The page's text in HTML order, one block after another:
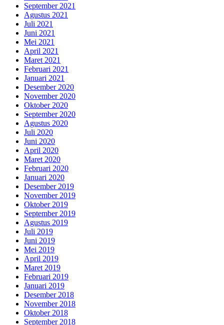
September 2021
Agustus 2021
Juli 2021
Juni 2021
Mei 2021
April 2021
Maret 2021
Februari 2021
Januari 2021
Desember 2020
November 2020
Oktober 2020
September 2020
Agustus 2020
Juli 2020
Juni 2020
April 2020
Maret 2020
Februari 2020
Januari 2020
Desember 2019
November 2019
Oktober 2019
September 2019
Agustus 2019
Juli 2019
Juni 2019
Mei 2019
April 2019
Maret 2019
Februari 2019
Januari 2019
Desember 2018
November 2018
Oktober 2018
September 2018